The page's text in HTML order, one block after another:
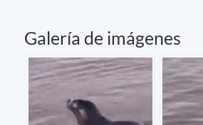
Galería de imágenes